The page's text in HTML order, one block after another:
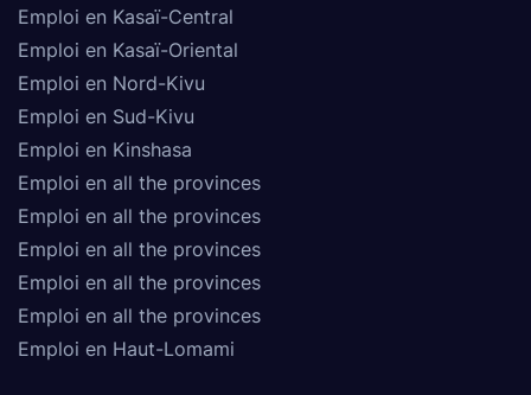
Emploi en Kasaï-Central
Emploi en Kasaï-Oriental
Emploi en Nord-Kivu
Emploi en Sud-Kivu
Emploi en Kinshasa
Emploi en all the provinces
Emploi en all the provinces
Emploi en all the provinces
Emploi en all the provinces
Emploi en all the provinces
Emploi en Haut-Lomami